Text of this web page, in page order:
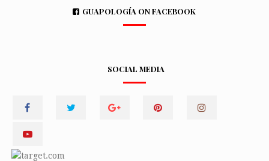
GUAPOLOGÍA ON FACEBOOK
SOCIAL MEDIA